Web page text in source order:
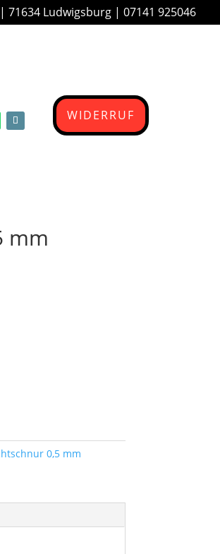
71634 Ludwigsburg |07141 925046
WIDERRUF
mm
0,5 mm